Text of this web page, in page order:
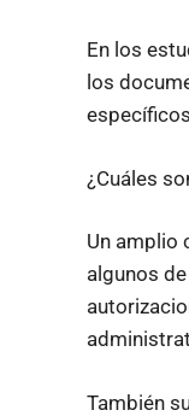
En los
los
¿Cuáles
Un amplio
algunos
También